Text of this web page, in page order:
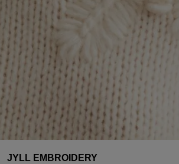
JYLL EMBROIDERY